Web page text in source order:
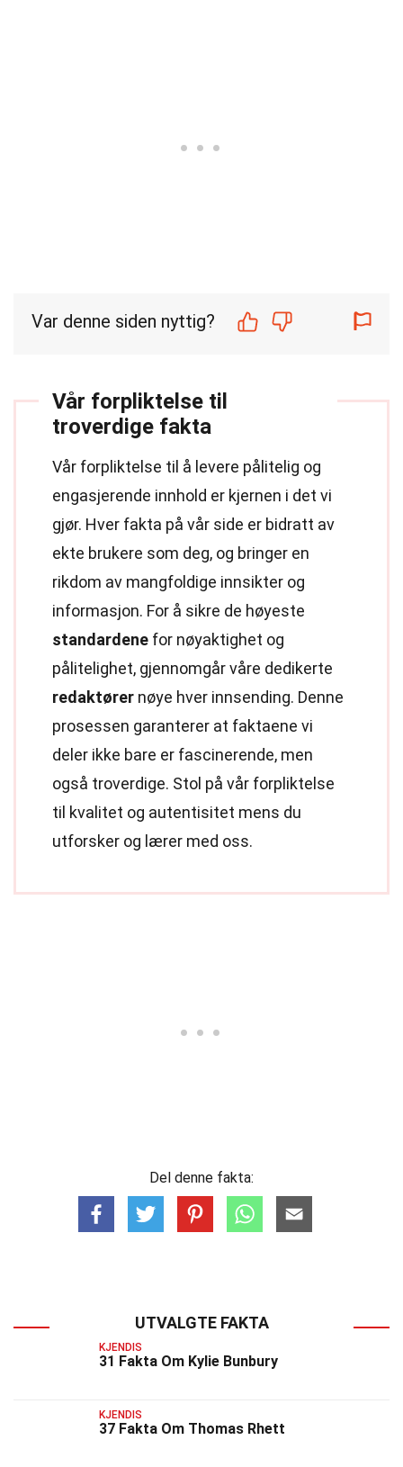
Var denne siden nyttig?
Vår forpliktelse til
troverdige fakta
Vår forpliktelse til å levere pålitelig og
engasjerende innhold er kjernen i det vi
gjør. Hver fakta på vår side er bidratt av
ekte brukere som deg, og bringer en
rikdom av mangfoldige innsikter og
informasjon. For å sikre de høyeste
standardene for nøyaktighet og
pålitelighet, gjennomgår våre dedikerte
redaktører nøye hver innsending. Denne
prosessen garanterer at faktaene vi
deler ikke bare er fascinerende, men
også troverdige. Stol på vår forpliktelse
til kvalitet og autentisitet mens du
utforsker og lærer med oss.
Del denne fakta:
UTVALGTE FAKTA
KJENDIS
31 Fakta Om Kylie Bunbury
KJENDIS
37 Fakta Om Thomas Rhett